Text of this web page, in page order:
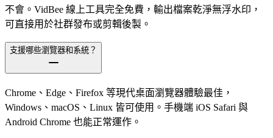
不會。VidBee 線上工具完全免費，輸出檔案乾淨無浮水印，
可直接用於社群發布或剪輯後製。
支援哪些瀏覽器和系統？
Chrome、Edge、Firefox 等現代桌面瀏覽器體驗最佳，
Windows、macOS、Linux 皆可使用。手機端 iOS Safari 與
Android Chrome 也能正常運作。